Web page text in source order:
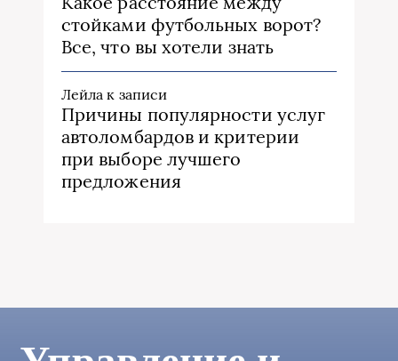
стойками футбольных ворот?
Все, что вы хотели знать
Лейла к записи
Причины популярности услуг
автоломбардов и критерии
при выборе лучшего
предложения